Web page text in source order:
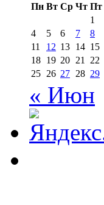
Пн Вт Ср Чт Пт
1
4
5 6 7 8
11
12 13 14 15
18 19 20 21 22
25 26 27 28 29
« Июн